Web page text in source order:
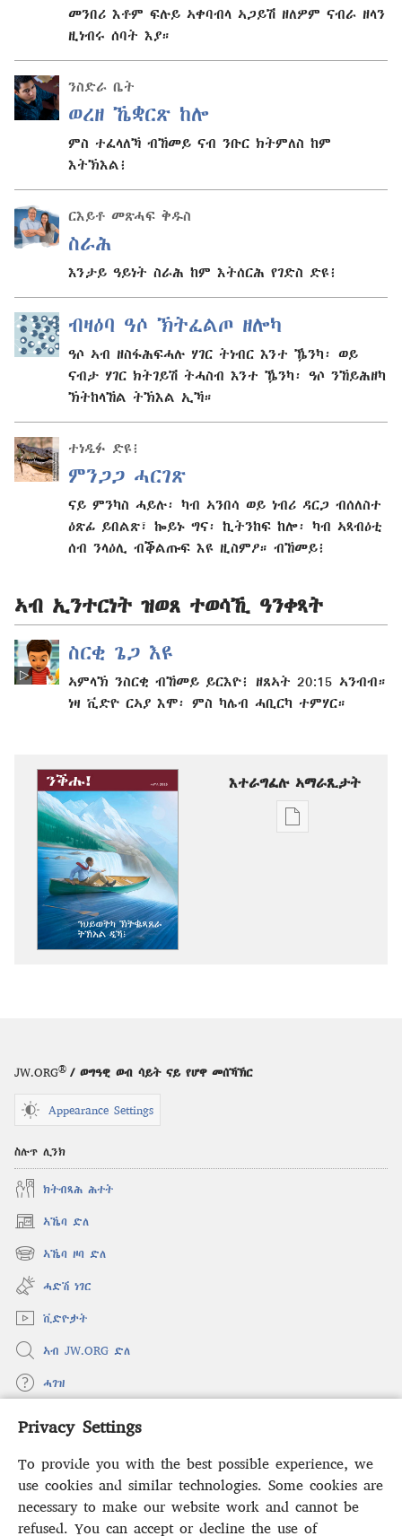
Privacy Settings
To provide you with the best possible experience, we
use cookies and similar technologies. Some cookies are
necessary to make our website work and cannot be
refused. You can accept or decline the use of
መንበሪ እቶም ፍሉይ ኣቀባብላ ኣጋይሽ ዘለዎም ናብራ ዘላን
ዚነብሩ ሰባት እያ።
ንስድራ ቤት
ወረዘ ኼቋርጽ ከሎ
ምስ ተፈላለኻ ብኸመይ ናብ ንቡር ክትምለስ ከም
እትኽእል፧
ርእይቶ መጽሓፍ ቅዱስ
ስራሕ
እንታይ ዓይነት ስራሕ ከም እትሰርሕ የገድስ ድዩ፧
ብዛዕባ ዓሶ ኽትፈልጦ ዘሎካ
ዓሶ ኣብ ዘስፋሕፍሓሉ ሃገር ትነብር እንተ ዄንካ፡ ወይ
ናብታ ሃገር ክትገይሽ ትሓስብ እንተ ዄንካ፡ ዓሶ ንኸይሕዘካ
ኽትከላኸል ትኽእል ኢኻ።
ተነዲፉ ድዩ፧
ምንጋጋ ሓርገጽ
ናይ ምንካስ ሓይሉ፡ ካብ ኣንበሳ ወይ ነብሪ ዳርጋ ብሰለስተ
ዕጽፊ ይበልጽ፣ ኰይኑ ግና፡ ኪትንከፍ ከሎ፡ ካብ ኣጻብዕቲ
ሰብ ንላዕሊ ብቕልጡፍ እዩ ዚስምዖ። ብኸመይ፧
ኣብ ኢንተርነት ዝወጸ ተወሳኺ ዓንቀጻት
ስርቂ ጌጋ እዩ
ኣምላኽ ንስርቂ ብኸመይ ይርእዮ፧ ዘጸኣት 20:15 ኣንብብ።
ነዛ ቪድዮ ርኣያ እሞ፡ ምስ ካሌብ ሓቢርካ ተምሃር።
እተራግፈሉ ኣማራጺታት
ዲጂታዊ
JW.ORG® / ወግዓዊ ወብ ሳይት ናይ የሆዋ መሰኻኽር
Appearance Settings
ስሉጥ ሊንክ
ክትብጻሕ ሕተት
ኣኼባ ድለ
(opens
new
window)
ኣኼባ ዞባ ድለ
(opens
new
window)
ሓድሽ ነገር
ቪድዮታት
ኣብ JW.ORG ድለ
ሓገዝ
ወፈያ
(opens
window)
ቤተ መጻሕፍቲ ኢንተርነት ግምቢ ዘብዐኛ
(opens
new
window)JW Hub ®
(opens